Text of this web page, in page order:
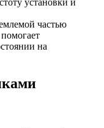
установки и
частью
на